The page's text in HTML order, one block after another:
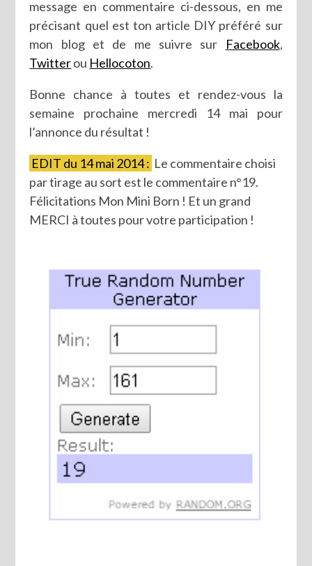
message en commentaire ci-dessous, en me
précisant quel est ton article DIY préféré sur
mon blog et de me suivre sur
Facebook,
Twitterou Hellocoton.
Bonne chance à toutes et rendez-vous la
semaine prochaine mercredi 14 mai pour
l’annonce du résultat !
EDIT du 14 mai 2014 : Le commentaire choisi
par tirage au sort est le commentaire n°19.
Félicitations Mon Mini Born ! Et un grand
MERCI à toutes pour votre participation !